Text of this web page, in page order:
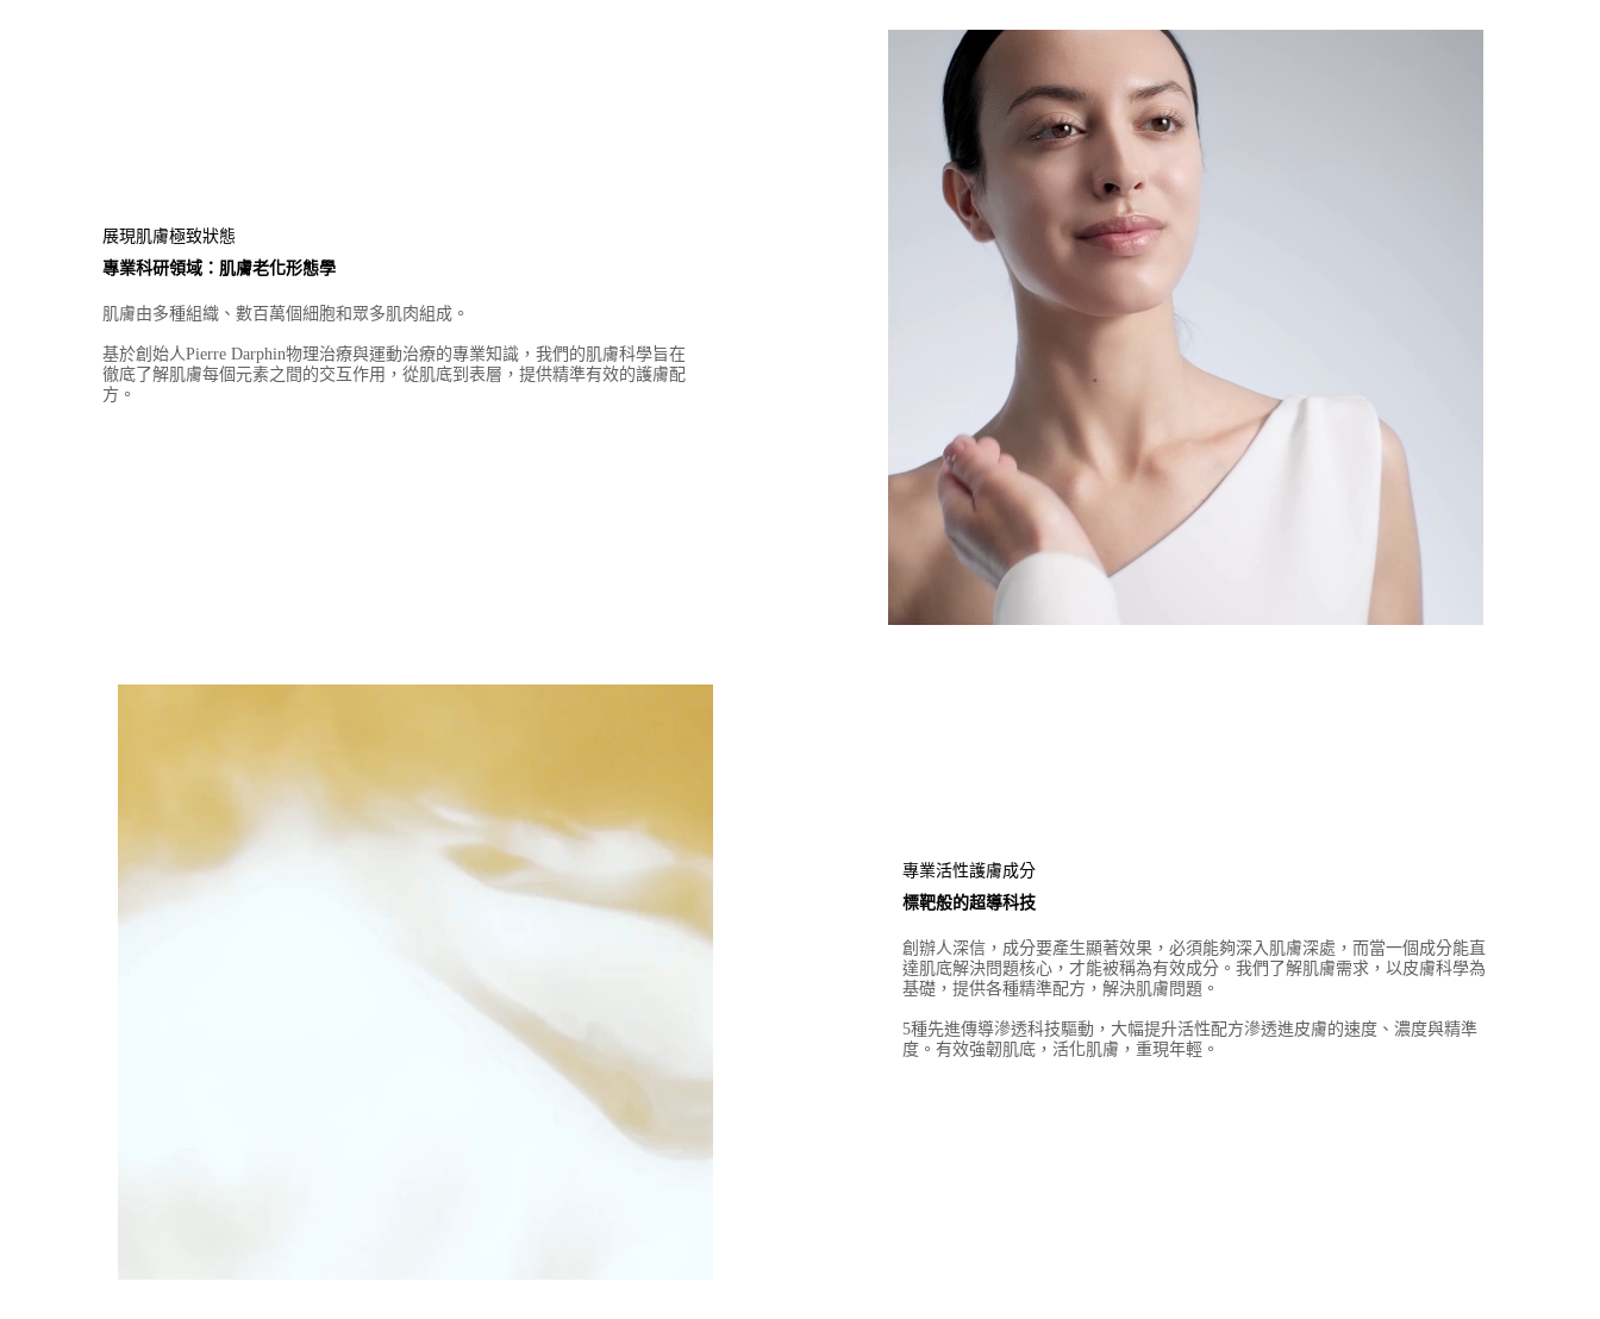
展現肌膚極致狀態
專業科研領域：肌膚老化形態學
肌膚由多種組織、數百萬個細胞和眾多肌肉組成。​ ​
基於創始人Pierre Darphin物理治療與運動治療的專業知識，我們的肌膚科學旨在
徹底了解肌膚每個元素之間的交互作用，從肌底到表層，提供精準有效的護膚配
方。
專業活性護膚成分
標靶般的超導科技
創辦人深信，成分要產生顯著效果，必須能夠深入肌膚深處，而當一個成分能直
達肌底解決問題核心，才能被稱為有效成分。我們了解肌膚需求，以皮膚科學為
基礎，提供各種精準配方，解決肌膚問題。
5種先進傳導滲透科技驅動，大幅提升活性配方滲透進皮膚的速度、濃度與精準
度。有效強韌肌底，活化肌膚，重現年輕。